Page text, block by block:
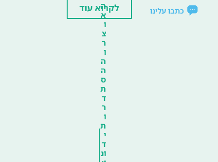
כתבו עלינו
ה
א
ו
צ
ר
ו
ה
ה
ס
ת
ד
ר
ו
ת
י
ד
ונ
לקרוא עוד